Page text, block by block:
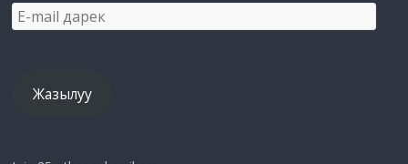
E-
mail
Жазылуу